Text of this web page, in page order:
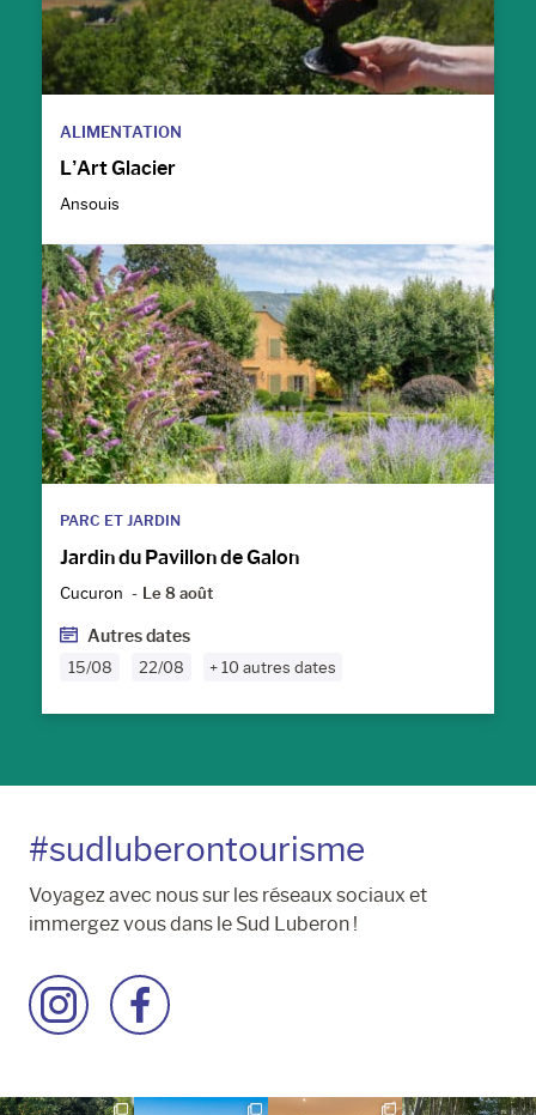
ALIMENTATION
L’Art Glacier
Ansouis
PARC ET JARDIN
Jardin du Pavillon de Galon
Cucuron Le 8 août
Autres dates
15/08 22/08 + 10 autres dates
#sudluberontourisme
Voyagez avec nous sur les réseaux sociaux et
immergez vous dans le Sud Luberon !
Accéder
à
Instagram
Accéder
à
Facebook